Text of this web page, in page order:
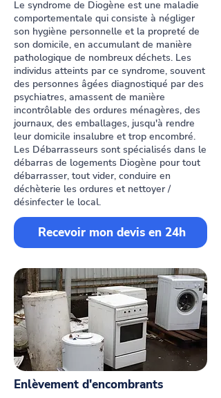
Le syndrome de Diogène est une maladie
comportementale qui consiste à négliger
son hygiène personnelle et la propreté de
son domicile, en accumulant de manière
pathologique de nombreux déchets. Les
individus atteints par ce syndrome, souvent
des personnes âgées diagnostiqué par des
psychiatres, amassent de manière
incontrôlable des ordures ménagères, des
journaux, des emballages, jusqu'à rendre
leur domicile insalubre et trop encombré.
Les Débarrasseurs sont spécialisés dans le
débarras de logements Diogène pour tout
débarrasser, tout vider, conduire en
déchèterie les ordures et nettoyer /
désinfecter le local.
Recevoir mon devis en 24h
Enlèvement d'encombrants